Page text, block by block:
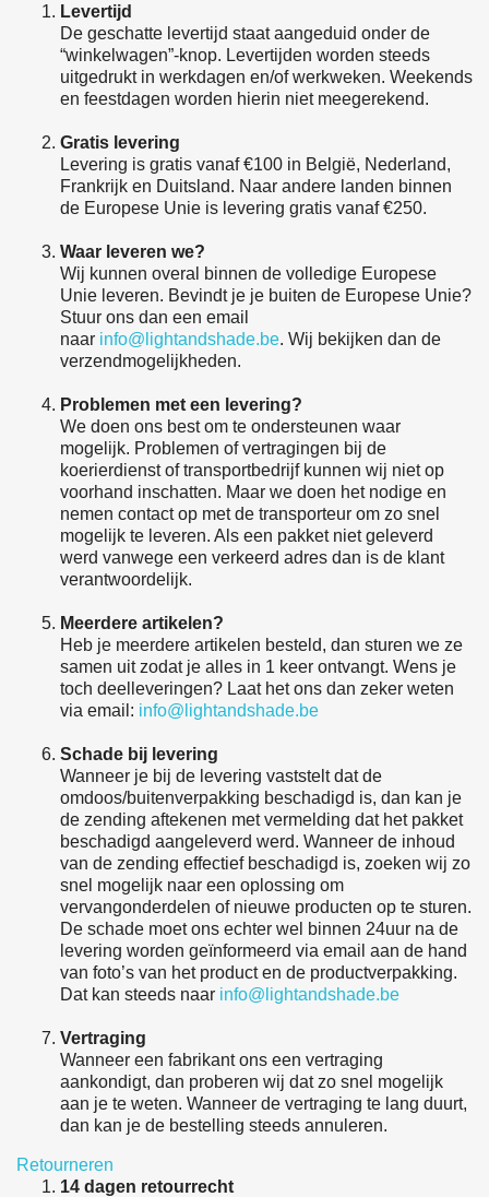
Levertijd
De geschatte levertijd staat aangeduid onder de
“winkelwagen”-knop. Levertijden worden steeds
uitgedrukt in werkdagen en/of werkweken. Weekends
en feestdagen worden hierin niet meegerekend.
Gratis levering
Levering is gratis vanaf €100 in België, Nederland,
Frankrijk en Duitsland. Naar andere landen binnen
de Europese Unie is levering gratis vanaf €250.
Waar leveren we?
Wij kunnen overal binnen de volledige Europese
Unie leveren. Bevindt je je buiten de Europese Unie?
Stuur ons dan een email
naar info@lightandshade.be. Wij bekijken dan de
verzendmogelijkheden.
Problemen met een levering?
We doen ons best om te ondersteunen waar
mogelijk. Problemen of vertragingen bij de
koerierdienst of transportbedrijf kunnen wij niet op
voorhand inschatten. Maar we doen het nodige en
nemen contact op met de transporteur om zo snel
mogelijk te leveren. Als een pakket niet geleverd
werd vanwege een verkeerd adres dan is de klant
verantwoordelijk.
Meerdere artikelen?
Heb je meerdere artikelen besteld, dan sturen we ze
samen uit zodat je alles in 1 keer ontvangt. Wens je
toch deelleveringen? Laat het ons dan zeker weten
via email: info@lightandshade.be
Schade bij levering
Wanneer je bij de levering vaststelt dat de
omdoos/buitenverpakking beschadigd is, dan kan je
de zending aftekenen met vermelding dat het pakket
beschadigd aangeleverd werd. Wanneer de inhoud
van de zending effectief beschadigd is, zoeken wij zo
snel mogelijk naar een oplossing om
vervangonderdelen of nieuwe producten op te sturen.
De schade moet ons echter wel binnen 24uur na de
levering worden geïnformeerd via email aan de hand
van foto’s van het product en de productverpakking.
Dat kan steeds naar info@lightandshade.be
Vertraging
Wanneer een fabrikant ons een vertraging
aankondigt, dan proberen wij dat zo snel mogelijk
aan je te weten. Wanneer de vertraging te lang duurt,
dan kan je de bestelling steeds annuleren.
Retourneren
14 dagen retourrecht